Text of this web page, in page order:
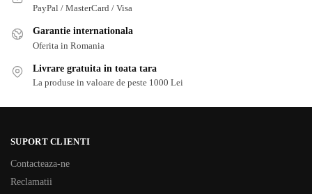
PayPal / MasterCard / Visa
Garantie internationala
Oferita in Romania
Livrare gratuita in toata tara
La produse in valoare de peste 1000 Lei
SUPORT CLIENTI
Contacteaza-ne
Reclamatii